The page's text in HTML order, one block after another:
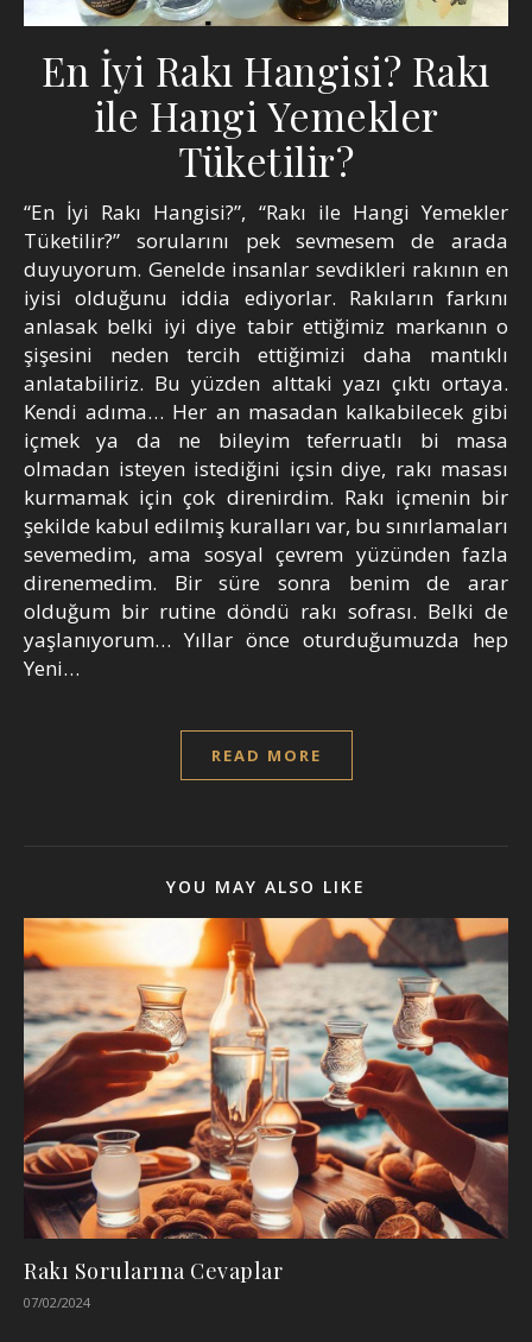
En İyi Rakı Hangisi? Rakı
ile Hangi Yemekler
Tüketilir?
“En İyi Rakı Hangisi?”, “Rakı ile Hangi Yemekler
Tüketilir?” sorularını pek sevmesem de arada
duyuyorum. Genelde insanlar sevdikleri rakının en
iyisi olduğunu iddia ediyorlar. Rakıların farkını
anlasak belki iyi diye tabir ettiğimiz markanın o
şişesini neden tercih ettiğimizi daha mantıklı
anlatabiliriz. Bu yüzden alttaki yazı çıktı ortaya.
Kendi adıma… Her an masadan kalkabilecek gibi
içmek ya da ne bileyim teferruatlı bi masa
olmadan isteyen istediğini içsin diye, rakı masası
kurmamak için çok direnirdim. Rakı içmenin bir
şekilde kabul edilmiş kuralları var, bu sınırlamaları
sevemedim, ama sosyal çevrem yüzünden fazla
direnemedim. Bir süre sonra benim de arar
olduğum bir rutine döndü rakı sofrası. Belki de
yaşlanıyorum… Yıllar önce oturduğumuzda hep
Yeni…
READ MORE
YOU MAY ALSO LIKE
Rakı Sorularına Cevaplar
07/02/2024